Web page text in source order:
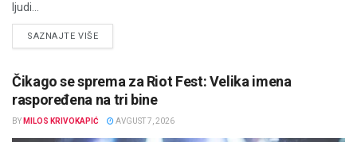
ljudi...
SAZNAJTE VIŠEDETAILS
Čikago se sprema za Riot Fest: Velika imena
raspoređena na tri bine
BY MILOS KRIVOKAPIĆ AVGUST 7, 2026